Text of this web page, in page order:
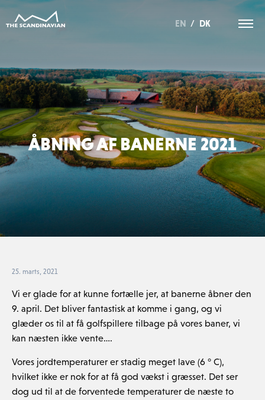
EN / DK
ÅBNING AF BANERNE 2021
25. marts, 2021
Vi er glade for at kunne fortælle jer, at banerne åbner den
9. april. Det bliver fantastisk at komme i gang, og vi
glæder os til at få golfspillere tilbage på vores baner, vi
kan næsten ikke vente….
Vores jordtemperaturer er stadig meget lave (6 ° C),
hvilket ikke er nok for at få god vækst i græsset. Det ser
dog ud til at de forventede temperaturer de næste to